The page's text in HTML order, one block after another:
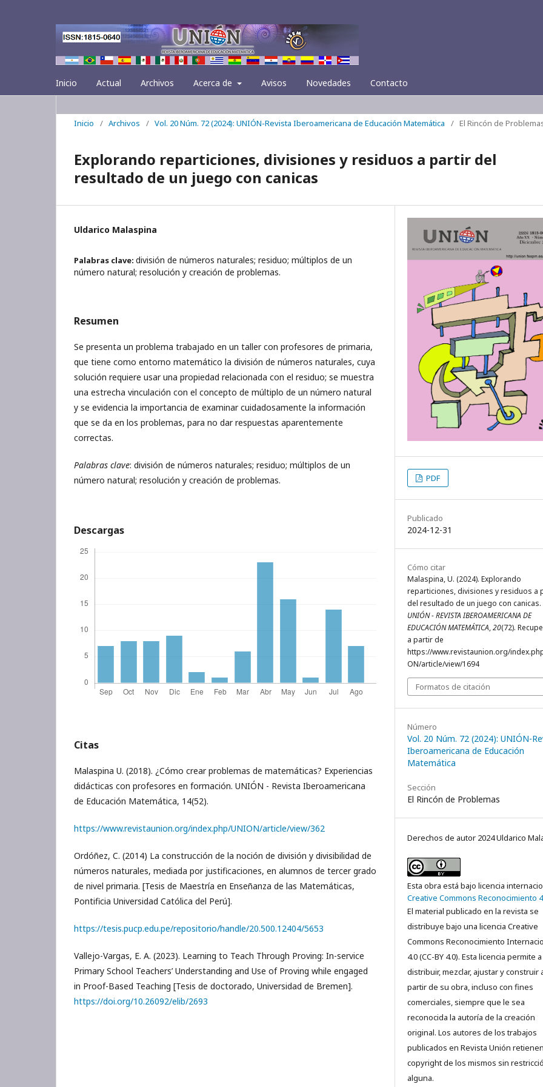
Inicio Actual Archivos Acerca de Avisos Novedades Contacto
Inicio / Archivos / Vol. 20 Núm. 72 (2024): UNIÓN-Revista Iberoamericana de Educación Matemática / El Rincón de
Explorando reparticiones, divisiones y residuos a partir del
resultado de un juego con canicas
Uldarico Malaspina
Palabras clave: división de números naturales; residuo; múltiplos de un
número natural; resolución y creación de problemas.
Resumen
Se presenta un problema trabajado en un taller con profesores de primaria,
que tiene como entorno matemático la división de números naturales, cuya
solución requiere usar una propiedad relacionada con el residuo; se muestra
una estrecha vinculación con el concepto de múltiplo de un número natural
y se evidencia la importancia de examinar cuidadosamente la información
que se da en los problemas, para no dar respuestas aparentemente
correctas.
Palabras clave: división de números naturales; residuo; múltiplos de un
número natural; resolución y creación de problemas.
Descargas
Citas
Malaspina U. (2018). ¿Cómo crear problemas de matemáticas? Experiencias
didácticas con profesores en formación. UNIÓN - Revista Iberoamericana
de Educación Matemática, 14(52).
https://www.revistaunion.org/index.php/UNION/article/view/362
Ordóñez, C. (2014) La construcción de la noción de división y divisibilidad de
números naturales, mediada por justificaciones, en alumnos de tercer grado
de nivel primaria. [Tesis de Maestría en Enseñanza de las Matemáticas,
Pontificia Universidad Católica del Perú].
https://tesis.pucp.edu.pe/repositorio/handle/20.500.12404/5653
Vallejo-Vargas, E. A. (2023). Learning to Teach Through Proving: In-service
Primary School Teachers’ Understanding and Use of Proving while engaged
in Proof-Based Teaching [Tesis de doctorado, Universidad de Bremen].
https://doi.org/10.26092/elib/2693
PDF
Publicado
2024-12-31
Cómo citar
Malaspina, U. (2024). Explorando
reparticiones, divisiones y residuos a
del resultado de un juego con canicas.
UNIÓN - REVISTA IBEROAMERICANA DE
EDUCACIÓN MATEMÁTICA,20(72).
a partir de
https://www.revistaunion.org/
ON/article/view/1694
Formatos de citación
Número
Vol. 20 Núm. 72 (2024): UNIÓN-
Iberoamericana de Educación
Matemática
Sección
El Rincón de Problemas
Derechos de autor 2024 Uldarico
Esta obra está bajo licencia
Creative Commons Reconocimiento
El material publicado en la revista se
distribuye bajo una licencia Creative
Commons Reconocimiento
4.0 (CC-BY 4.0). Esta licencia permite
distribuir, mezclar, ajustar y construir
partir de su obra, incluso con fines
comerciales, siempre que le sea
reconocida la autoría de la creación
original. Los autores de los trabajos
publicados en Revista Unión
copyright de los mismos sin
alguna.